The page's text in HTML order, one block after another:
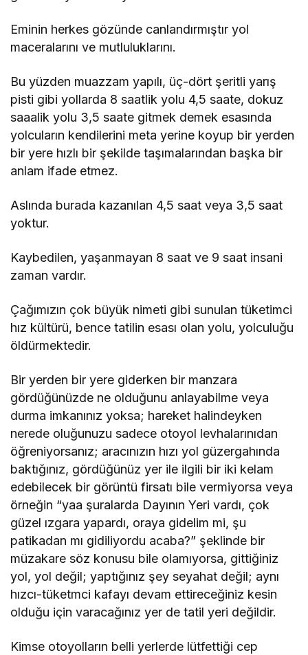
Eminin herkes gözünde canlandırmıştır yol
maceralarını ve mutluluklarını.
Bu yüzden muazzam yapılı, üç-dört şeritli yarış
pisti gibi yollarda 8 saatlik yolu 4,5 saate, dokuz
saaalik yolu 3,5 saate gitmek demek esasında
yolcuların kendilerini meta yerine koyup bir yerden
bir yere hızlı bir şekilde taşımalarından başka bir
anlam ifade etmez.
Aslında burada kazanılan 4,5 saat veya 3,5 saat
yoktur.
Kaybedilen, yaşanmayan 8 saat ve 9 saat insani
zaman vardır.
Çağımızın çok büyük nimeti gibi sunulan tüketimci
hız kültürü, bence tatilin esası olan yolu, yolculuğu
öldürmektedir.
Bir yerden bir yere giderken bir manzara
gördüğünüzde ne olduğunu anlayabilme veya
durma imkanınız yoksa; hareket halindeyken
nerede oluğunuzu sadece otoyol levhalarınıdan
öğreniyorsanız; aracınızın hızı yol güzergahında
baktığınız, gördüğünüz yer ile ilgili bir iki kelam
edebilecek bir görüntü firsatı bile vermiyorsa veya
örneğin “yaa şuralarda Dayının Yeri vardı, çok
güzel ızgara yapardı, oraya gidelim mi, şu
patikadan mı gidiliyordu acaba?” şeklinde bir
müzakare söz konusu bile olamıyorsa, gittiğiniz
yol, yol değil; yaptığınız şey seyahat değil; aynı
hızcı-tüketmci kafayı devam ettireceğiniz kesin
olduğu için varacağınız yer de tatil yeri değildir.
Kimse otoyolların belli yerlerde lütfettiği cep